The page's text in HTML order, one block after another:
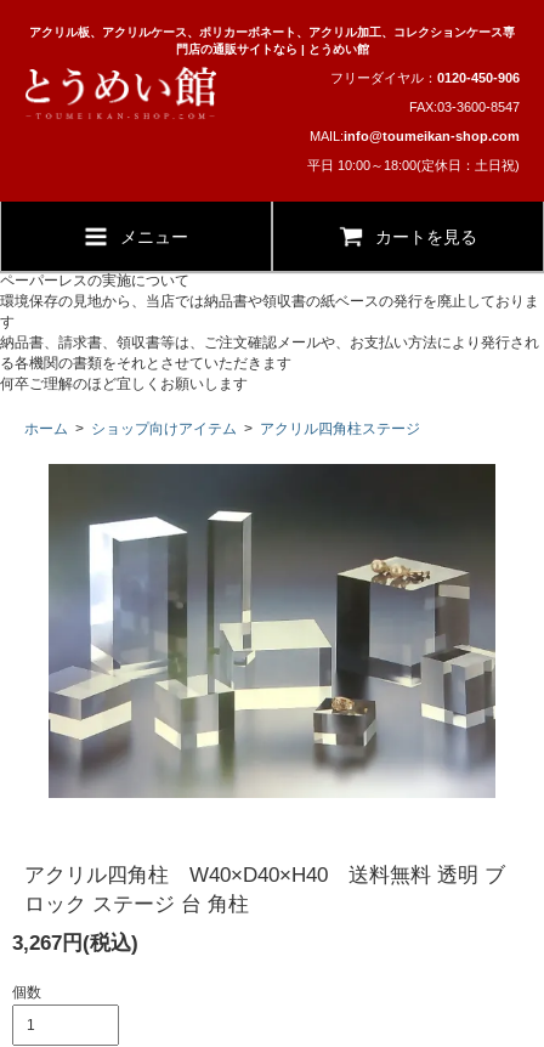
アクリル板、アクリルケース、ポリカーボネート、アクリル加工、コレクションケース専
門店の通販サイトなら | とうめい館
フリーダイヤル： 0120-450-906
FAX:03-3600-8547
MAIL:info@toumeikan-shop.com
平日 10:00～18:00(定休日：土日祝)
メニュー カートを見る
ペーパーレスの実施について
環境保存の見地から、当店では納品書や領収書の紙ベースの発行を廃止しておりま
す
納品書、請求書、領収書等は、ご注文確認メールや、お支払い方法により発行され
る各機関の書類をそれとさせていただきます
何卒ご理解のほど宜しくお願いします
ホーム > ショップ向けアイテム > アクリル四角柱ステージ
アクリル四角柱 W40×D40×H40 送料無料 透明 ブ
ロック ステージ 台 角柱
3,267円(税込)
個数